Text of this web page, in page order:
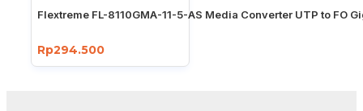
Flextreme FL-8110GMA-11-5-AS Media Converter UTP to FO
Rp294.500